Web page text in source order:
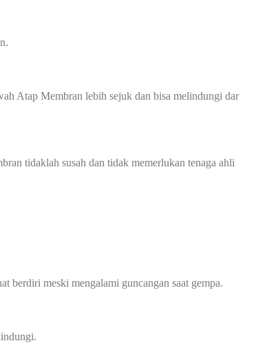
Atap Membran lebih sejuk dan bisa melindungi dar
tidaklah susah dan tidak memerlukan tenaga ahli
berdiri meski mengalami guncangan saat gempa.